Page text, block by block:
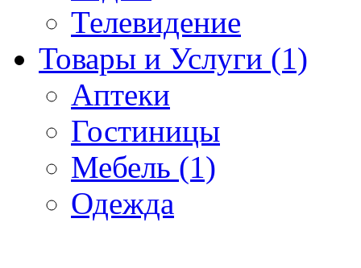
Телевидение
Товары и Услуги (1)
Аптеки
Гостиницы
Мебель (1)
Одежда